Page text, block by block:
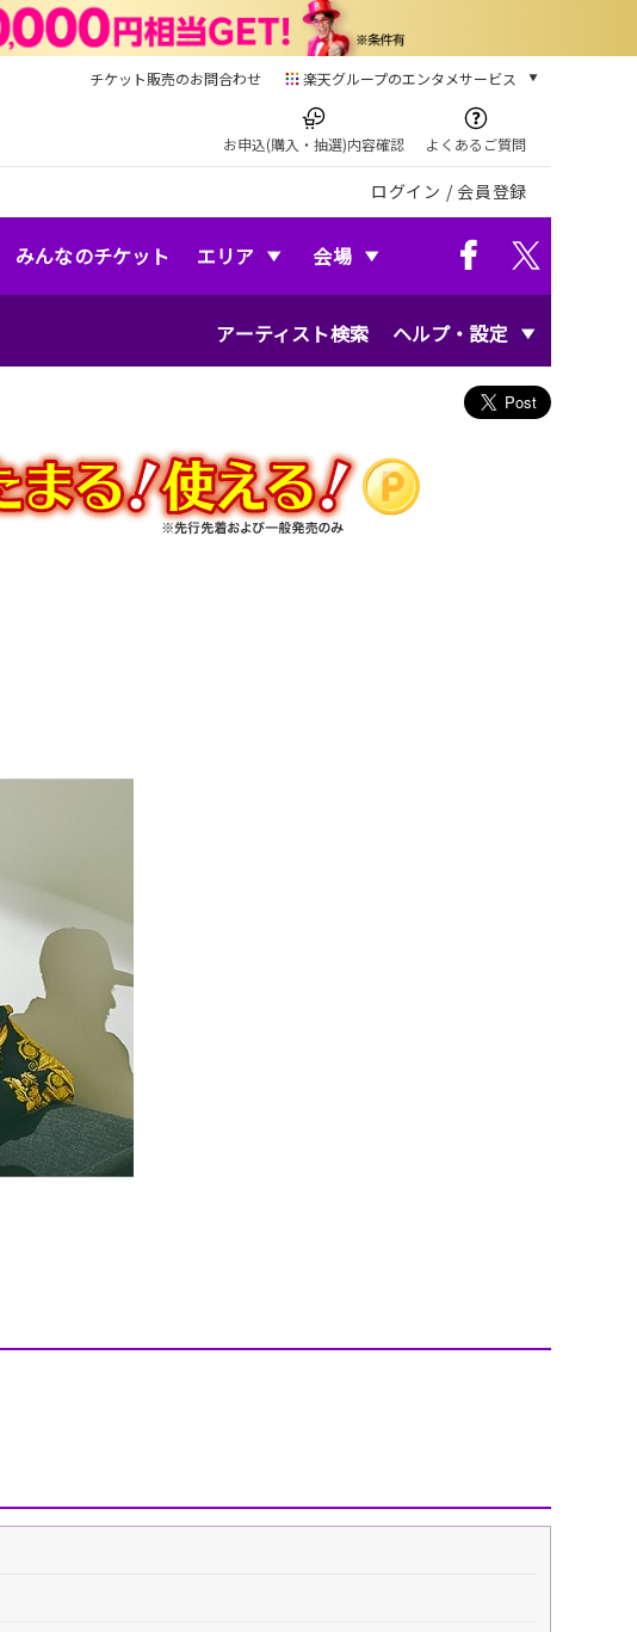
チケット販売のお問合わせ 楽天グループのエンタメサービス
本/ゲーム/CD/DVD
楽天ブックス
電子書籍
楽天Kobo
音楽配信
動画配信ガイド
Rakuten PLAY
無料テレビ
Rチャンネル
お申込(購入・抽選)内容確認 よくあるご質問
ログイン / 会員登録
みんなのチケット エリア 会場
アーティスト検索 ヘルプ・設定